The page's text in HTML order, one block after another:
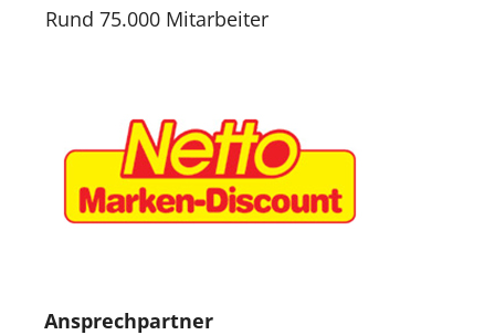
Rund 75.000 Mitarbeiter
Ansprechpartner